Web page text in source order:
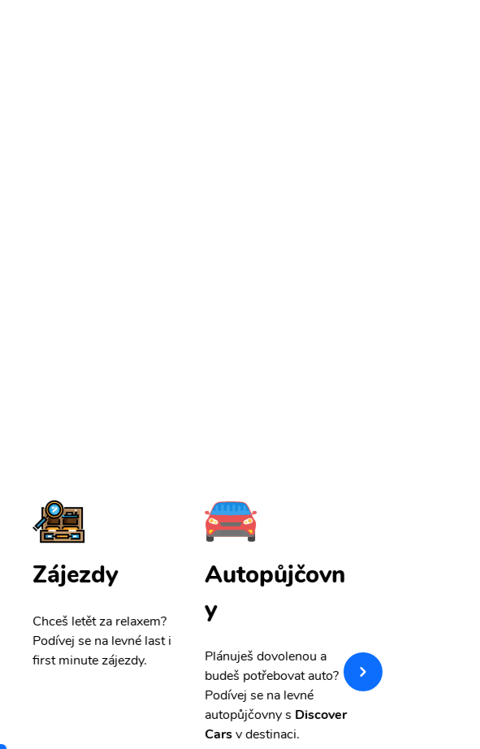
Zájezdy
Chceš letět za relaxem?
Podívej se na levné last i
first minute zájezdy.
Autopůjčovn
y
Plánuješ dovolenou a
budeš potřebovat auto?
Podívej se na levné
autopůjčovny s Discover
Carsv destinaci.
pojištění a
storno.